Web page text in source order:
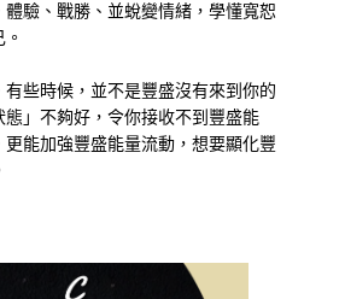
驗、戰勝、並蛻變情緒，學懂寬恕
些時候，並不是豐盛沒有來到你的
」不夠好，令你接收不到豐盛能
能加強豐盛能量流動，想要顯化豐